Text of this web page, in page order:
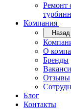
Ремонт
Компания
Назад
О
Бренды
Отзывы
Блог
Контакты